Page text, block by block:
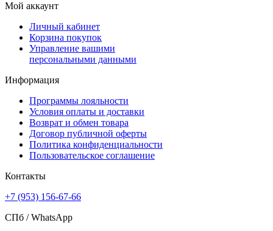
Мой аккаунт
Личный кабинет
Корзина покупок
Управление вашими
персональными данными
Информация
Программы лояльности
Условия оплаты и доставки
Возврат и обмен товара
Договор публичной оферты
Политика конфиденциальности
Пользовательское соглашение
Контакты
+7 (953) 156-67-66
СПб /WhatsApp